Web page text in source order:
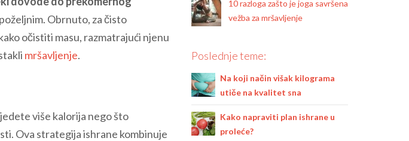
Obrnuto, za čisto
očistiti masu, razmatrajući njenu
mršavljenje.
više kalorija nego što
Ova strategija ishrane kombinuje
10 razloga zašto je joga savršena
vežba za mršavljenje
Poslednje teme:
Na koji način višak kilograma
utiče na kvalitet sna
Kako napraviti plan ishrane u
proleće?